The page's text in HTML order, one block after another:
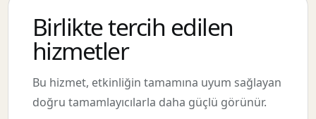
Birlikte tercih edilen
hizmetler
Bu hizmet, etkinliğin tamamına uyum sağlayan
doğru tamamlayıcılarla daha güçlü görünür.